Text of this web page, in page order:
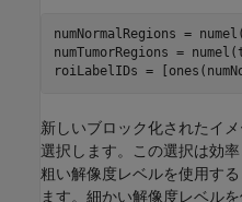
numNormalRegions =
numTumorRegions =
roiLabelIDs =
新しいブロック化されたイ
選択します。この選択は効
粗い解像度レベルを使用す
ます。細かい解像度レベル